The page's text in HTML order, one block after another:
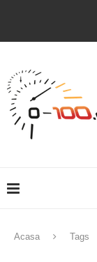
Acasa Tags